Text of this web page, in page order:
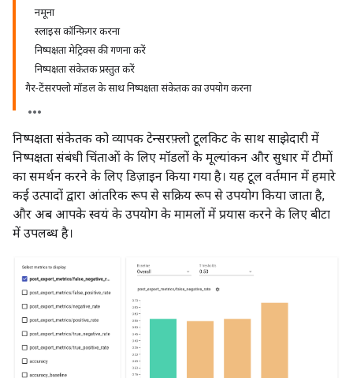
नमूना
स्लाइस कॉन्फ़िगर करना
निष्पक्षता मेट्रिक्स की गणना करें
निष्पक्षता संकेतक प्रस्तुत करें
गैर-टेंसरफ्लो मॉडल के साथ निष्पक्षता संकेतक का उपयोग करना
निष्पक्षता संकेतक को व्यापक टेन्सरफ़्लो टूलकिट के साथ साझेदारी में
निष्पक्षता संबंधी चिंताओं के लिए मॉडलों के मूल्यांकन और सुधार में टीमों
का समर्थन करने के लिए डिज़ाइन किया गया है। यह टूल वर्तमान में हमारे
कई उत्पादों द्वारा आंतरिक रूप से सक्रिय रूप से उपयोग किया जाता है,
और अब आपके स्वयं के उपयोग के मामलों में प्रयास करने के लिए बीटा
में उपलब्ध है।